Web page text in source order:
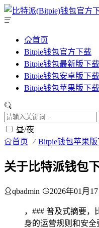
首页
Bitpie钱包官方下载
Bitpie钱包最新版下载
Bitpie钱包安卓版下载
Bitpie钱包苹果版下载
昼/夜
首页 Bitpie钱包苹果
关于比特派钱包
qbadmin 2026年01月
，### 普及式摘要
身的运营规则和安